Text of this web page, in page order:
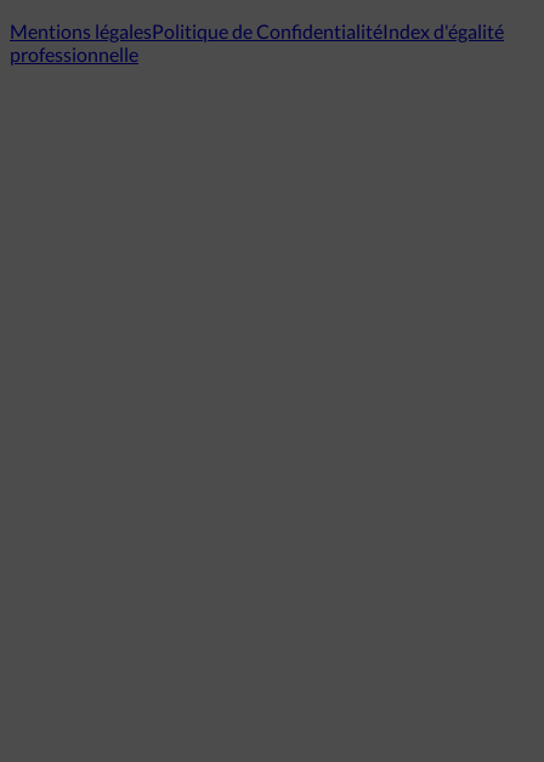
Mentions légalesPolitique de ConfidentialitéIndex d'égalité
professionnelle